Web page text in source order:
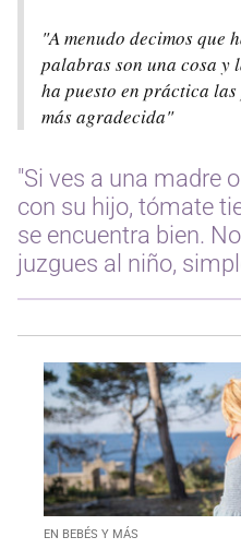
"A menudo decimos que
palabras son una cosa y
ha puesto en práctica
más agradecida"
"Si ves a una madre
con su hijo, tómate
se encuentra bien.
juzgues al niño,
EN BEBÉS Y MÁS